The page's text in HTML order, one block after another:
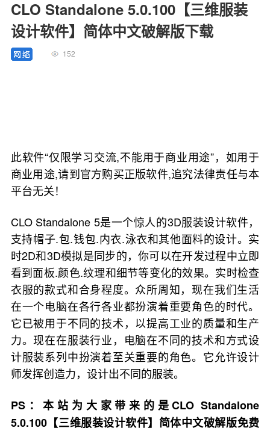
CLO Standalone 5.0.100【三维服装
设计软件】简体中文破解版下载
152
此软件“仅限学习交流,不能用于商业用途”，如用于
商业用途,请到官方购买正版软件,追究法律责任与本
平台无关！
CLO Standalone 5是一个惊人的3D服装设计软件，
支持帽子.包.钱包.内衣.泳衣和其他面料的设计。实
时2D和3D模拟是同步的，你可以在开发过程中立即
看到面板.颜色.纹理和细节等变化的效果。实时检查
衣服的款式和合身程度。众所周知，现在我们生活
在一个电脑在各行各业都扮演着重要角色的时代。
它已被用于不同的技术，以提高工业的质量和生产
力。现在在服装行业，电脑在不同的技术和方式设
计服装系列中扮演着至关重要的角色。它允许设计
师发挥创造力，设计出不同的服装。
PS：本站为大家带来的是CLO Standalone
5.0.100【三维服装设计软件】简体中文破解版免费